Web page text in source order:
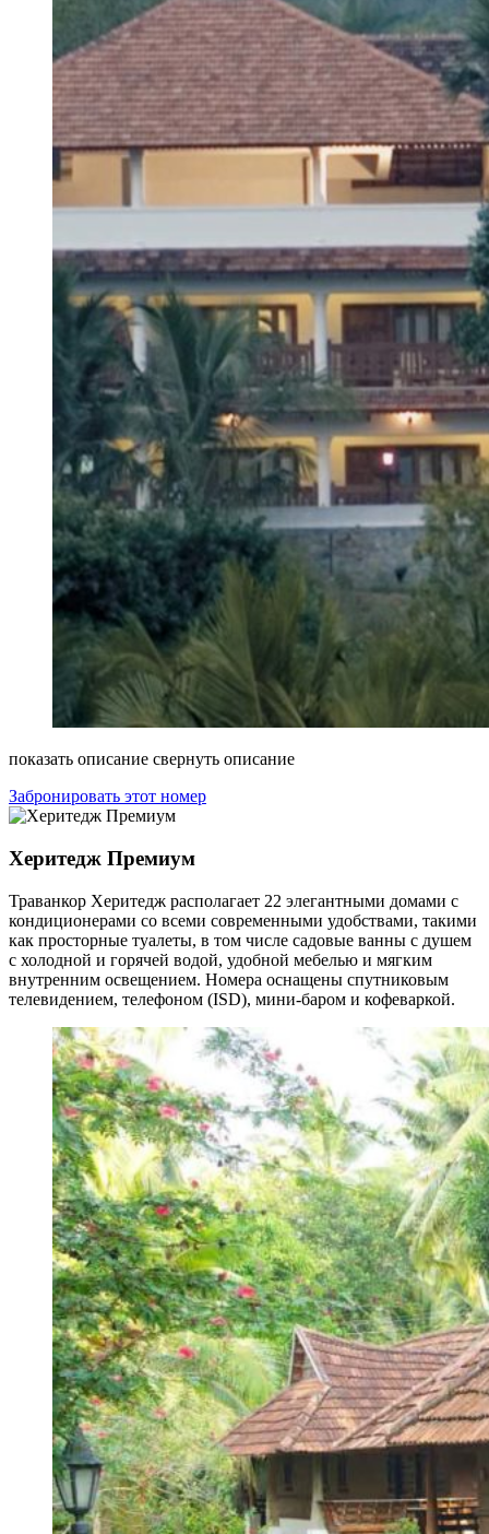
показать описание свернуть описание
Забронировать этот номер
Херитедж Премиум
Траванкор Херитедж располагает 22 элегантными домами с
кондиционерами со всеми современными удобствами, такими
как просторные туалеты, в том числе садовые ванны с душем
с холодной и горячей водой, удобной мебелью и мягким
внутренним освещением. Номера оснащены спутниковым
телевидением, телефоном (ISD), мини-баром и кофеваркой.